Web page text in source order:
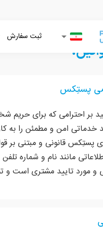
ثبت سفارش
پستِکس
بر احترامی که برای حریم
خدماتی امن و مطمئن را به
پستِکس قانونی و مبتنی بر
مانند نام و شماره
و مورد تایید مشتری است و